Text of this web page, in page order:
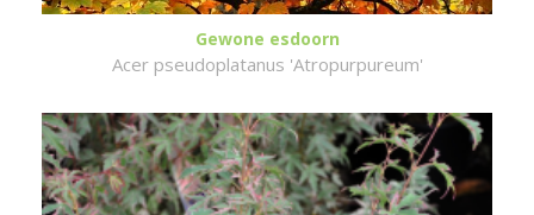
Gewone esdoorn
Acer pseudoplatanus 'Atropurpureum'